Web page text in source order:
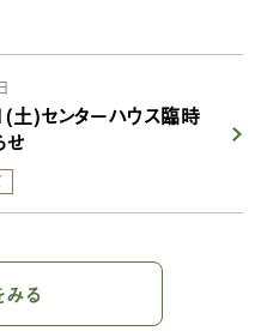
土)センターハウス臨時
せ
る